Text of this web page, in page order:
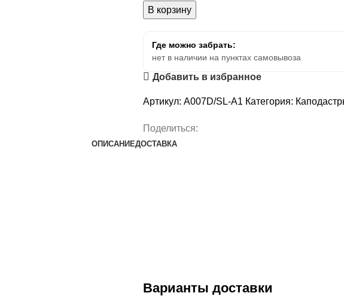
В корзину
Где можно забрать:
нет в наличии на пунктах самовывоза
Добавить в избранное
Артикул: A007D/SL-A1 Категория:
Поделиться:
ОПИСАНИЕДОСТАВКА
Варианты доставки